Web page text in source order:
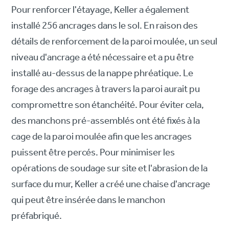
Pour renforcer l'étayage, Keller a également
installé 256 ancrages dans le sol. En raison des
détails de renforcement de la paroi moulée, un seul
niveau d'ancrage a été nécessaire et a pu être
installé au-dessus de la nappe phréatique. Le
forage des ancrages à travers la paroi aurait pu
compromettre son étanchéité. Pour éviter cela,
des manchons pré-assemblés ont été fixés à la
cage de la paroi moulée afin que les ancrages
puissent être percés. Pour minimiser les
opérations de soudage sur site et l'abrasion de la
surface du mur, Keller a créé une chaise d'ancrage
qui peut être insérée dans le manchon
préfabriqué.